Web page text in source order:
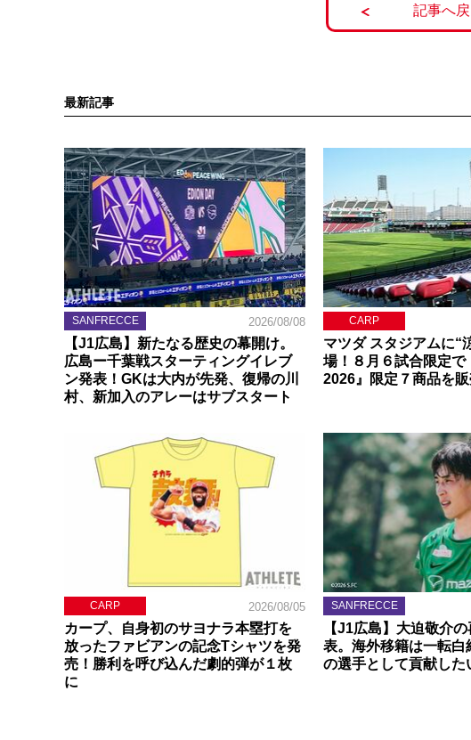
記事へ
最新記事
SANFRECCE 2026/08/08
【J1広島】新たなる歴史の幕開け。
広島ー千葉戦スターティングイレブ
ン発表！GKは大内が先発、復帰の川
村、新加入のアレーはサブスタート
CARP
マツダ スタジアムに“
場！８月６試合限定で
2026』限定７商品を
CARP 2026/08/05
カープ、自身初のサヨナラ本塁打を
放ったファビアンの記念Tシャツを発
売！勝利を呼び込んだ劇的弾が１枚
に
SANFRECCE
【J1広島】大迫敬介
表。海外移籍は一転白
の選手として貢献した